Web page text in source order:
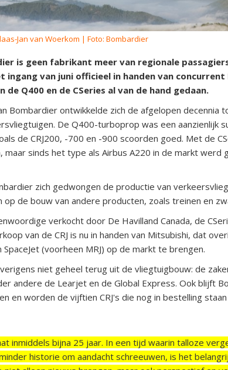
Jan van Woerkom | Foto: Bombardier
is geen fabrikant meer van regionale
ingang van juni officieel in handen van
Q400 en de CSeries al van de hand gedaan.
Bombardier ontwikkelde zich de afgelopen decennia
De Q400-turboprop was een aanzienlijk
de CRJ200, -700 en -900 scoorden goed. Met de
maar sinds het type als Airbus A220 in de markt werd
zich gedwongen de productie van
de bouw van andere producten, zoals treinen en
verkocht door De Havilland Canada, de
van de CRJ is nu in handen van Mitsubishi, dat
(voorheen MRJ) op de markt te brengen.
niet geheel terug uit de vliegtuigbouw: de
andere de Learjet en de Global Express. Ook blijft
en worden de vijftien CRJ's die nog in bestelling
inmiddels bijna 25 jaar. In een tijd waarin talloze
historie om aandacht schreeuwen, is het